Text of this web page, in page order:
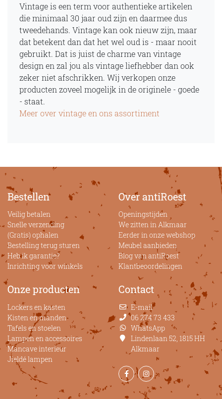
Vintage is een term voor authentieke artikelen
die minimaal 30 jaar oud zijn en daarmee dus
tweedehands. Vintage kan ook nieuw zijn, maar
dat betekent dan dat het wel oud is - maar nooit
gebruikt. Dat is juist de charme van vintage
design en zal jou als vintage liefhebber dan ook
zeker niet afschrikken. Wij verkopen onze
producten zoveel mogelijk in de originele - goede
- staat.
Meer over vintage en ons assortiment
Bestellen
Veilig betalen
Snelle verzending
(Gratis) ophalen
Bestelling terug sturen
Heb ik garantie?
Inrichting voor winkels
Over antiRoest
Openingstijden
We zitten in Alkmaar
Eerder in onze webshop
Meubel aanbieden
Blog van antiRoest
Klantbeoordelingen
Onze producten
Lockers en kasten
Kisten en manden
Tafels en stoelen
Lampen en accessoires
Mancave interieur
Jieldé lampen
Contact
E-mail
06 274 73 433
WhatsApp
Lindenlaan 52, 1815 HH
Alkmaar